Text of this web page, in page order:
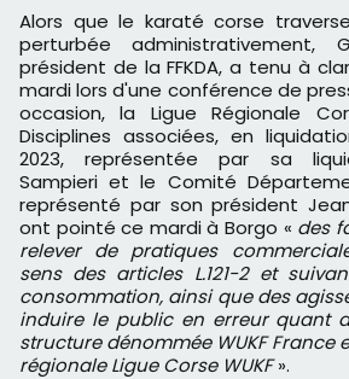
Alors que le karaté corse traverse une période très
perturbée administrativement,
président de la FFKDA, a tenu à
mardi lors d'une conférence de
occasion, la Ligue Régionale
Disciplines associées, en
2023, représentée par sa
Sampieri et le Comité
représenté par son président
ont pointé ce mardi à Borgo « des
relever de pratiques
sens des articles L.121-2 et
consommation, ainsi que des
induire le public en erreur quant
structure dénommée WUKF France
régionale Ligue Corse WUKF».